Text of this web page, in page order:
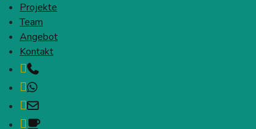
Projekte
Team
Angebot
Kontakt
WhatsApp
Mail
Kaffee